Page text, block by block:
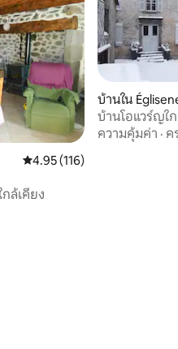
คะแนนเฉลี่ย 4.95 จาก 5, 116 รี
4.95 (116)
ล้เคียง
บ้านใน
ues
บ้านโอแวร์ญใ
ความคุ้มค่า · ค